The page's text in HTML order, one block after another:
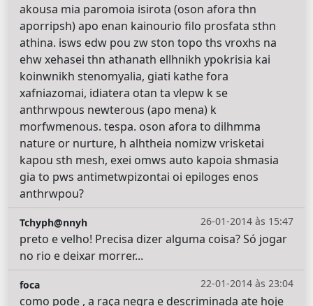
akousa mia paromoia isirota (oson afora thn
aporripsh) apo enan kainourio filo prosfata sthn
athina. isws edw pou zw ston topo ths vroxhs na
ehw xehasei thn athanath ellhnikh ypokrisia kai
koinwnikh stenomyalia, giati kathe fora
xafniazomai, idiatera otan ta vlepw k se
anthrwpous newterous (apo mena) k
morfwmenous. tespa. oson afora to dilhmma
nature or nurture, h alhtheia nomizw vrisketai
kapou sth mesh, exei omws auto kapoia shmasia
gia to pws antimetwpizontai oi epiloges enos
anthrwpou?
26-01-2014 às 15:47
Tchyph@nnyh
preto e velho! Precisa dizer alguma coisa? Só jogar
no rio e deixar morrer...
22-01-2014 às 23:04
foca
como pode , a raça negra e descriminada ate hoje